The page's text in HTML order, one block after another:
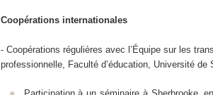
Coopérations internationales
- Coopérations régulières avec l’Équipe sur les
professionnelle, Faculté d’éducation, Université de